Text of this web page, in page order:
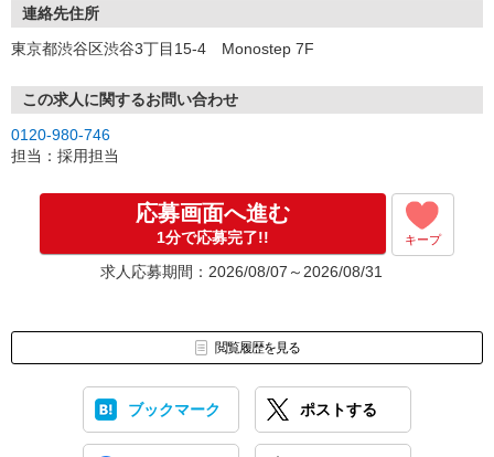
★スマホでWEB面接（LINEなど）・出張面接・事務所面接と選べま
す
③面接実施（履歴書不要）
※ご希望があれば、職場見学の調整もOKです！
お気軽にご応募ください♪
連絡先住所
東京都渋谷区渋谷3丁目15-4 Monostep 7F
この求人に関するお問い合わせ
0120-980-746
担当：採用担当
応募画面へ進む
1分で応募完了!! キープ
求人応募期間：2026/08/07～2026/08/31
閲覧履歴を見る
ブックマーク ポストする